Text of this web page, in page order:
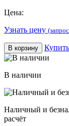
Цена:
Узнать цену
В корзину
В наличии
Наличный и
расчёт